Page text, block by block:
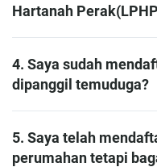
Hartanah
4. Saya sudah
dipanggil temuduga?
5. Saya telah
perumahan tetapi